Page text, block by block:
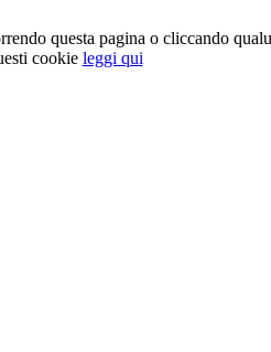
questa pagina o cliccando
cookie leggi qui